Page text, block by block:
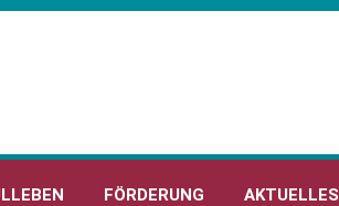
FÖRDERUNG AKTUELLES